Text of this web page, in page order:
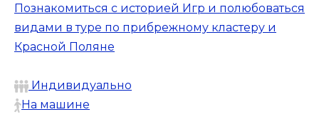
Познакомиться с историей Игр и полюбоваться
видами в туре по прибрежному кластеру и
Красной Поляне
Индивидуально
На машине